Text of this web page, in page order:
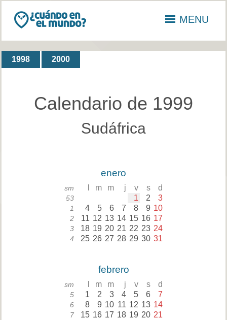
MENU
1998 2000
Calendario de 1999
Sudáfrica
enero
sm m m j v s d
53 1 2 3
1 4 5 6 7 8 9 10
2 11 12 13 14 15 16 17
3 18 19 20 21 22 23 24
4 25 26 27 28 29 30 31
febrero
sm m m j v s d
5 1 2 3 4 5 6 7
6 8 9 10 11 12 13 14
7 15 16 17 18 19 20 21